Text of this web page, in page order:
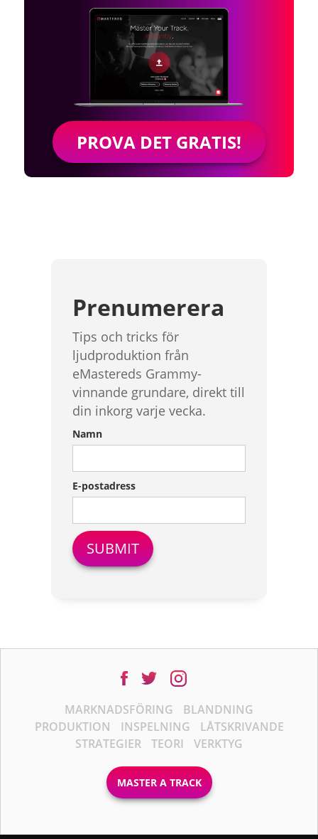
PROVA DET GRATIS!
Prenumerera
Tips och tricks för
ljudproduktion från
eMastereds Grammy-
vinnande grundare, direkt till
din inkorg varje vecka.
Namn
E-postadress
MARKNADSFÖRING
BLANDNING
PRODUKTION
INSPELNING
LÅTSKRIVANDE
STRATEGIER
TEORI VERKTYG
MASTER A TRACK